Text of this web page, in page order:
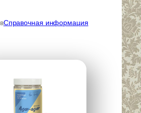
вСправочная информация